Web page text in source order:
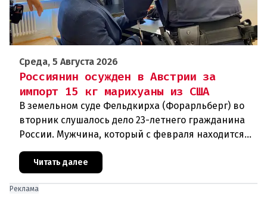
Среда, 5 Августа 2026
Россиянин осужден в Австрии за
импорт 15 кг марихуаны из США
В земельном суде Фельдкирха (Форарльберг) во
вторник слушалось дело 23-летнего гражданина
России. Мужчина, который с февраля находится
под стражей, обвинялся в том, что на протяжении
полугода организо
Читать далее
Реклама